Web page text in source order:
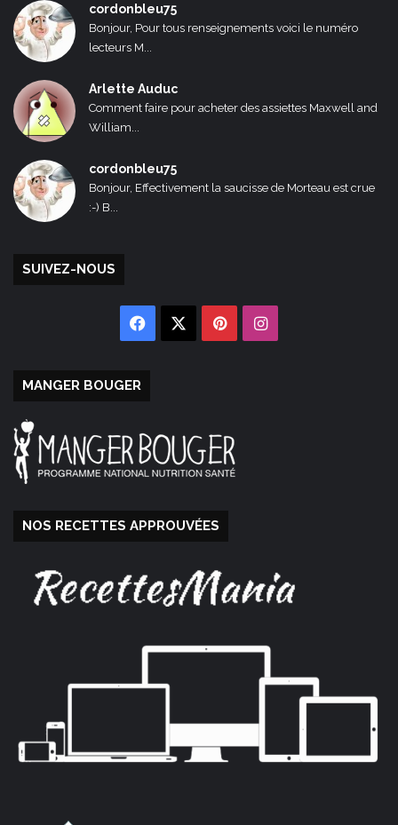
cordonbleu75
Bonjour, Pour tous renseignements voici le numéro
lecteurs M...
Arlette Auduc
Comment faire pour acheter des assiettes Maxwell and
William...
cordonbleu75
Bonjour, Effectivement la saucisse de Morteau est crue
:-) B...
SUIVEZ-NOUS
Facebook PinterestInstagram
MANGER BOUGER
NOS RECETTES APPROUVÉES